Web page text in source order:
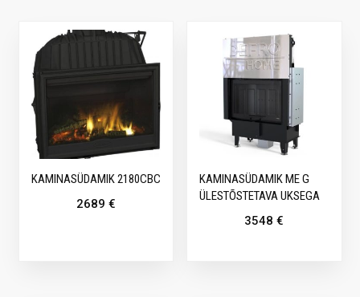
KAMINASÜDAMIK 2180CBC
2689 €
KAMINASÜDAMIK ME G
ÜLESTÕSTETAVA UKSEGA
3548€